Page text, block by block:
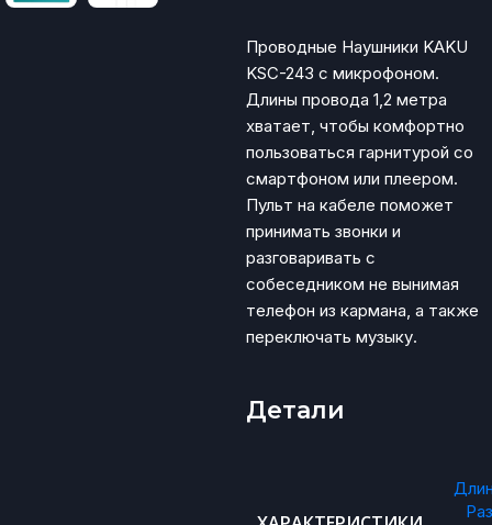
Проводные Наушники KAKU
KSC-243 с микрофоном.
Длины провода 1,2 метра
хватает, чтобы комфортно
пользоваться гарнитурой со
смартфоном или плеером.
Пульт на кабеле поможет
принимать звонки и
разговаривать с
собеседником не вынимая
телефон из кармана, а также
переключать музыку.
Детали